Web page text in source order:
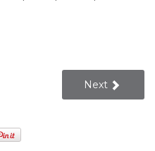
Next